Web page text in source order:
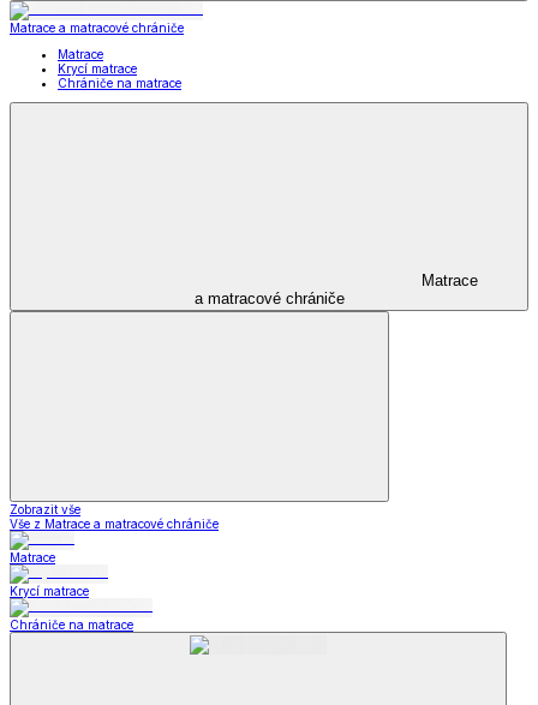
Matrace a matracové chrániče
Matrace
Krycí matrace
Chrániče na matrace
Matrace
a matracové chrániče
Zobrazit vše
Vše z Matrace a matracové chrániče
Matrace
Krycí matrace
Chrániče na matrace